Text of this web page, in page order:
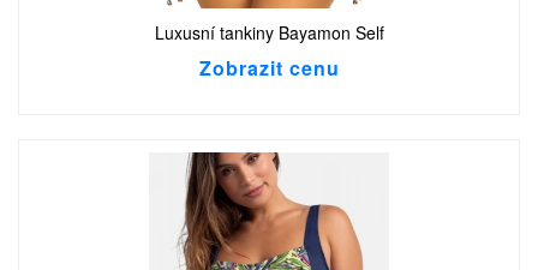
Luxusní tankiny Bayamon Self
Zobrazit cenu